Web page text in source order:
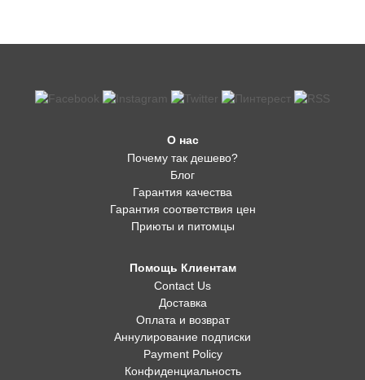
О нас
Почему так дешево?
Блог
Гарантия качества
Гарантия соответствия цен
Приюты и питомцы
Помощь Клиентам
Contact Us
Доставка
Оплата и возврат
Аннулирование подписки
Payment Policy
Конфиденциальность